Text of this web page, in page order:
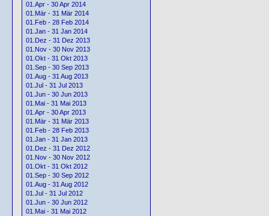
01.Apr - 30 Apr 2014
01.Mär - 31 Mär 2014
01.Feb - 28 Feb 2014
01.Jan - 31 Jan 2014
01.Dez - 31 Dez 2013
01.Nov - 30 Nov 2013
01.Okt - 31 Okt 2013
01.Sep - 30 Sep 2013
01.Aug - 31 Aug 2013
01.Jul - 31 Jul 2013
01.Jun - 30 Jun 2013
01.Mai - 31 Mai 2013
01.Apr - 30 Apr 2013
01.Mär - 31 Mär 2013
01.Feb - 28 Feb 2013
01.Jan - 31 Jan 2013
01.Dez - 31 Dez 2012
01.Nov - 30 Nov 2012
01.Okt - 31 Okt 2012
01.Sep - 30 Sep 2012
01.Aug - 31 Aug 2012
01.Jul - 31 Jul 2012
01.Jun - 30 Jun 2012
01.Mai - 31 Mai 2012